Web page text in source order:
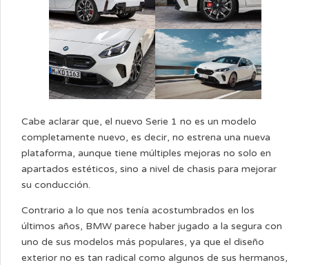
Cabe aclarar que, el nuevo Serie 1 no es un modelo
completamente nuevo, es decir, no estrena una nueva
plataforma, aunque tiene múltiples mejoras no solo en
apartados estéticos, sino a nivel de chasis para mejorar
su conducción.
Contrario a lo que nos tenía acostumbrados en los
últimos años, BMW parece haber jugado a la segura con
uno de sus modelos más populares, ya que el diseño
exterior no es tan radical como algunos de sus hermanos,